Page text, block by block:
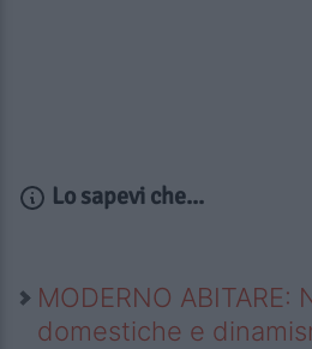
Lo sapevi che...
MODERNO
domestiche e